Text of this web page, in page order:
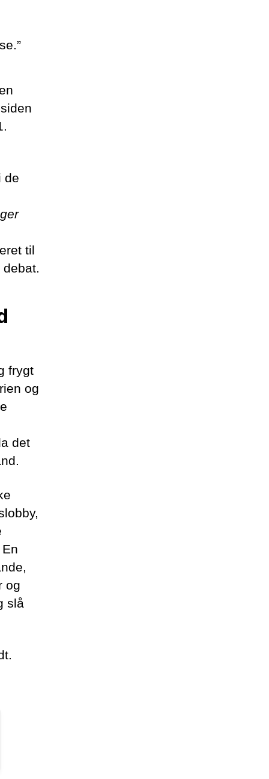
de
til
frygt
og
det
og
slå